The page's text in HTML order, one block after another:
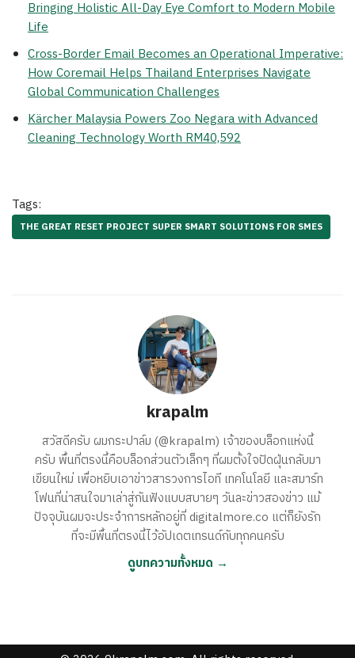
Bringing Holistic All-Day Eye Comfort to Modern Mobile
Life
Cross-Border Email Becomes an Operational Imperative:
How Coremail Helps Thailand Enterprises Navigate
Global Communication Challenges
Kärcher Malaysia Powers Zoo Negara with Advanced
Cleaning Technology Worth RM40,592
Tags:
THE GREAT RESET PROJECT SUPER SMART SOLUTIONS FOR SMES
krapalm
สวัสดีครับ ผมกระปาล์ม (@krapalm) เจ้าของบล็อกแห่งนี้
ครับ พื้นที่ตรงนี้คือบล็อกส่วนตัวเล็กๆ ที่ผมตั้งใจปัดฝุ่นกลับมา
เขียนใหม่ เพื่อหยิบเอาข่าวสารวงการไอที เทคโนโลยี และสมาร์ท
โฟนที่น่าสนใจมาเล่าสู่กันฟังแบบสบายๆ วันละข่าวสองข่าว แม้
ปัจจุบันผมจะประจำการหลักอยู่ที่ digitalmore.co แต่ก็ยังรัก
ที่จะมีพื้นที่ตรงนี้ไว้อัปเดตเทรนด์กับทุกคนครับ
ดูบทความทั้งหมด →